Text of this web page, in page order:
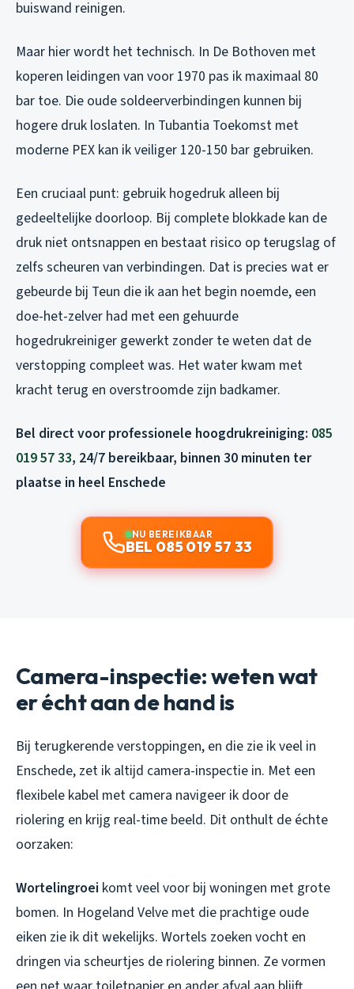
buiswand reinigen.
Maar hier wordt het technisch. In De Bothoven met
koperen leidingen van voor 1970 pas ik maximaal 80
bar toe. Die oude soldeerverbindingen kunnen bij
hogere druk loslaten. In Tubantia Toekomst met
moderne PEX kan ik veiliger 120-150 bar gebruiken.
Een cruciaal punt: gebruik hogedruk alleen bij
gedeeltelijke doorloop. Bij complete blokkade kan de
druk niet ontsnappen en bestaat risico op terugslag of
zelfs scheuren van verbindingen. Dat is precies wat er
gebeurde bij Teun die ik aan het begin noemde, een
doe-het-zelver had met een gehuurde
hogedrukreiniger gewerkt zonder te weten dat de
verstopping compleet was. Het water kwam met
kracht terug en overstroomde zijn badkamer.
Bel direct voor professionele hoogdrukreiniging: 085
019 57 33, 24/7 bereikbaar, binnen 30 minuten ter
plaatse in heel Enschede
NU BEREIKBAAR
BEL 085 019 57 33
Camera-inspectie: weten wat
er écht aan de hand is
Bij terugkerende verstoppingen, en die zie ik veel in
Enschede, zet ik altijd camera-inspectie in. Met een
flexibele kabel met camera navigeer ik door de
riolering en krijg real-time beeld. Dit onthult de échte
oorzaken:
Wortelingroei komt veel voor bij woningen met grote
bomen. In Hogeland Velve met die prachtige oude
eiken zie ik dit wekelijks. Wortels zoeken vocht en
dringen via scheurtjes de riolering binnen. Ze vormen